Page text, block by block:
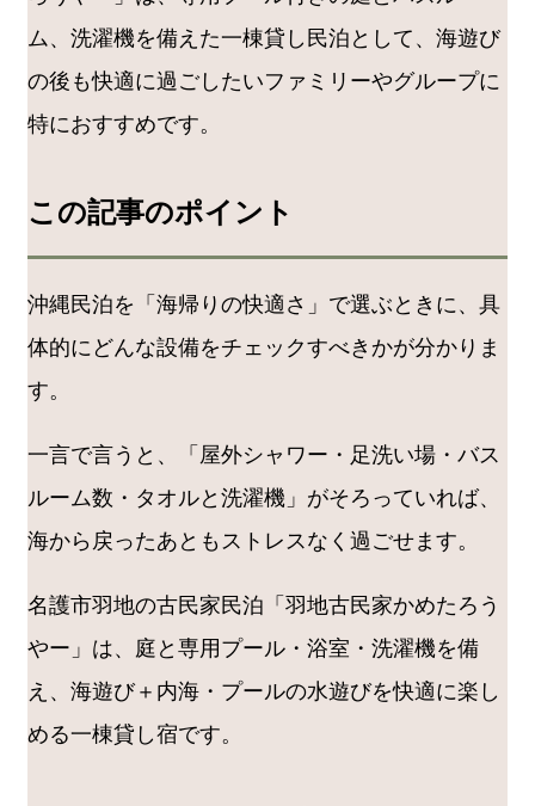
ム、洗濯機を備えた一棟貸し民泊として、海遊び
の後も快適に過ごしたいファミリーやグループに
特におすすめです。
この記事のポイント
沖縄民泊を「海帰りの快適さ」で選ぶときに、具
体的にどんな設備をチェックすべきかが分かりま
す。
一言で言うと、「屋外シャワー・足洗い場・バス
ルーム数・タオルと洗濯機」がそろっていれば、
海から戻ったあともストレスなく過ごせます。
名護市羽地の古民家民泊「羽地古民家かめたろう
やー」は、庭と専用プール・浴室・洗濯機を備
え、海遊び＋内海・プールの水遊びを快適に楽し
める一棟貸し宿です。